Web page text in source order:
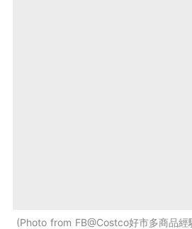
Photo from FB@Costco好市多商品經